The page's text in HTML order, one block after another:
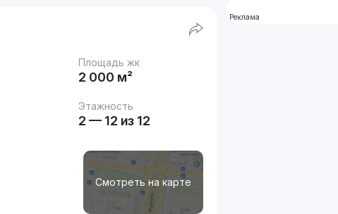
Площадь жк
2 000 м²
Этажность
2 — 12 из 12
Смотреть на карте
Реклама